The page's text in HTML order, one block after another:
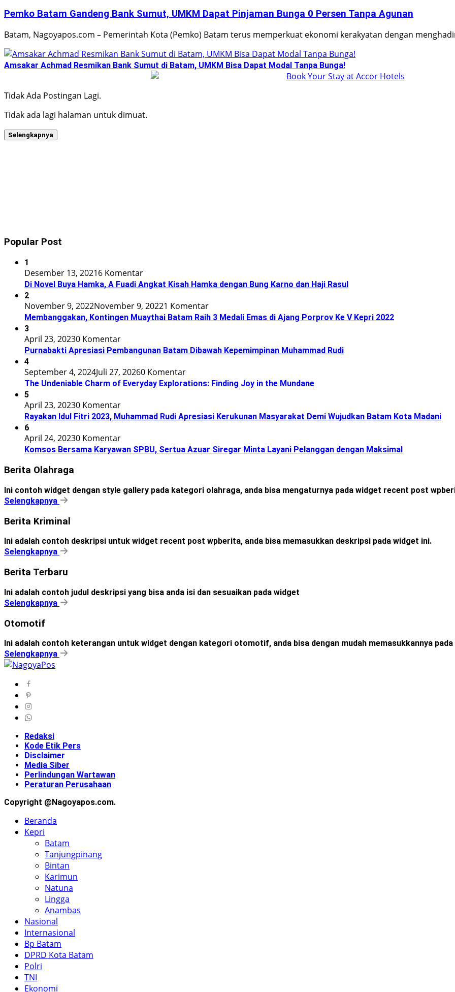
Pemko Batam Gandeng Bank Sumut, UMKM Dapat Pinjaman Bunga 0 Persen Tanpa Agunan
Batam, Nagoyapos.com – Pemerintah Kota (Pemko) Batam terus memperkuat ekonomi kerakyatan dengan
Amsakar Achmad Resmikan Bank Sumut di Batam, UMKM Bisa Dapat Modal Tanpa Bunga!
Tidak Ada Postingan Lagi.
Tidak ada lagi halaman untuk dimuat.
Selengkapnya
Popular Post
1
Desember 13, 20216 Komentar
Di Novel Buya Hamka, A Fuadi Angkat Kisah Hamka dengan Bung Karno dan Haji Rasul
2
November 9, 2022November 9, 20221 Komentar
Membanggakan, Kontingen Muaythai Batam Raih 3 Medali Emas di Ajang Porprov Ke V Kepri 2022
3
April 23, 20230 Komentar
Purnabakti Apresiasi Pembangunan Batam Dibawah Kepemimpinan Muhammad Rudi
4
September 4, 2024Juli 27, 20260 Komentar
The Undeniable Charm of Everyday Explorations: Finding Joy in the Mundane
5
April 23, 20230 Komentar
Rayakan Idul Fitri 2023, Muhammad Rudi Apresiasi Kerukunan Masyarakat Demi Wujudkan Batam Kota Madani
6
April 24, 20230 Komentar
Komsos Bersama Karyawan SPBU, Sertua Azuar Siregar Minta Layani Pelanggan dengan Maksimal
Berita Olahraga
Ini contoh widget dengan style gallery pada kategori olahraga, anda bisa mengaturnya pada widget recent post
Selengkapnya
Berita Kriminal
Ini adalah contoh deskripsi untuk widget recent post wpberita, anda bisa memasukkan deskripsi pada widget ini.
Selengkapnya
Berita Terbaru
Ini adalah contoh judul deskripsi yang bisa anda isi dan sesuaikan pada widget
Selengkapnya
Otomotif
Ini adalah contoh keterangan untuk widget dengan kategori otomotif, anda bisa dengan mudah memasukkannya
Selengkapnya
Redaksi
Kode Etik Pers
Disclaimer
Media Siber
Perlindungan Wartawan
Peraturan Perusahaan
Copyright @Nagoyapos.com.
Beranda
Kepri
Batam
Tanjungpinang
Bintan
Karimun
Natuna
Lingga
Anambas
Nasional
Internasional
Bp Batam
DPRD Kota Batam
Polri
TNI
Ekonomi